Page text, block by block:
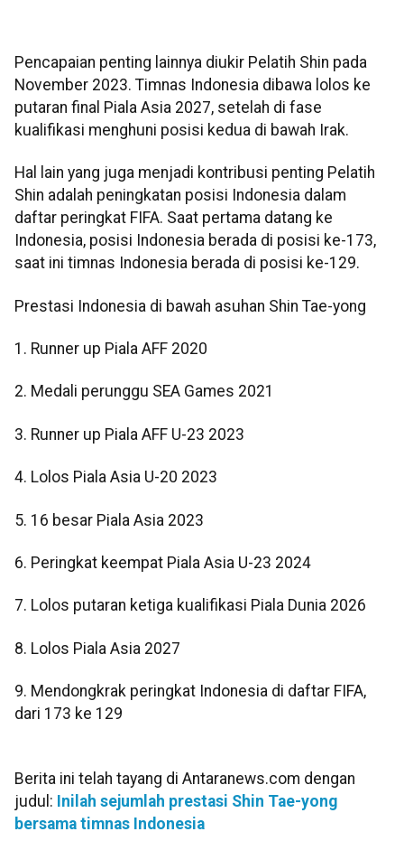
Pencapaian penting lainnya diukir Pelatih Shin pada
November 2023. Timnas Indonesia dibawa lolos ke
putaran final Piala Asia 2027, setelah di fase
kualifikasi menghuni posisi kedua di bawah Irak.
Hal lain yang juga menjadi kontribusi penting Pelatih
Shin adalah peningkatan posisi Indonesia dalam
daftar peringkat FIFA. Saat pertama datang ke
Indonesia, posisi Indonesia berada di posisi ke-173,
saat ini timnas Indonesia berada di posisi ke-129.
Prestasi Indonesia di bawah asuhan Shin Tae-yong
1. Runner up Piala AFF 2020
2. Medali perunggu SEA Games 2021
3. Runner up Piala AFF U-23 2023
4. Lolos Piala Asia U-20 2023
5. 16 besar Piala Asia 2023
6. Peringkat keempat Piala Asia U-23 2024
7. Lolos putaran ketiga kualifikasi Piala Dunia 2026
8. Lolos Piala Asia 2027
9. Mendongkrak peringkat Indonesia di daftar FIFA,
dari 173 ke 129
Berita ini telah tayang di Antaranews.com dengan
judul: Inilah sejumlah prestasi Shin Tae-yong
bersama timnas Indonesia